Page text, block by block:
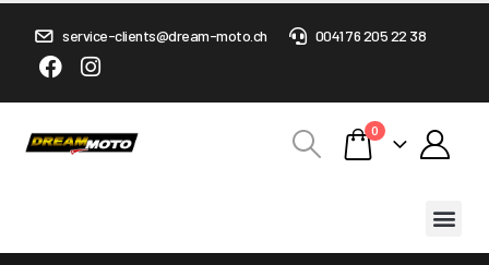
service-clients@dream-moto.ch 0041 76 205 22 38
0